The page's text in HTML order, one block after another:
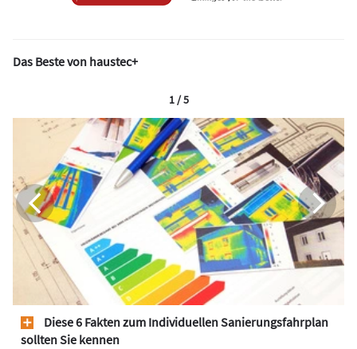
Das Beste von haustec+
Diese 6 Fakten zum Individuellen Sanierungsfahrplan
sollten Sie kennen
1 / 5